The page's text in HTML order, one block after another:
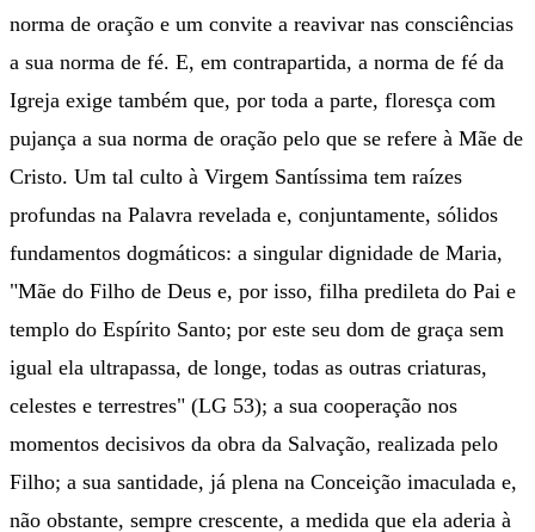
norma de oração e um convite a reavivar nas consciências
a sua norma de fé. E, em contrapartida, a norma de fé da
Igreja exige também que, por toda a parte, floresça com
pujança a sua norma de oração pelo que se refere à Mãe de
Cristo. Um tal culto à Virgem Santíssima tem raízes
profundas na Palavra revelada e, conjuntamente, sólidos
fundamentos dogmáticos: a singular dignidade de Maria,
"Mãe do Filho de Deus e, por isso, filha predileta do Pai e
templo do Espírito Santo; por este seu dom de graça sem
igual ela ultrapassa, de longe, todas as outras criaturas,
celestes e terrestres" (LG 53); a sua cooperação nos
momentos decisivos da obra da Salvação, realizada pelo
Filho; a sua santidade, já plena na Conceição imaculada e,
não obstante, sempre crescente, a medida que ela aderia à